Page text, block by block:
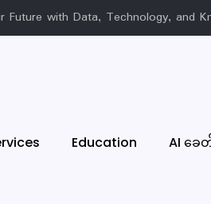
Future with Data, Technology, and
Education AI ခေ